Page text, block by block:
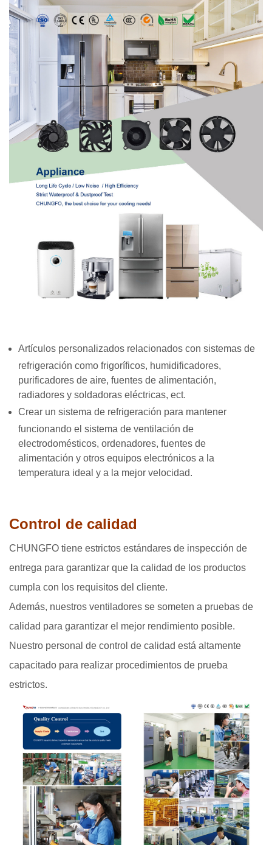
Artículos personalizados relacionados con sistemas de
refrigeración como frigoríficos, humidificadores,
purificadores de aire, fuentes de alimentación,
radiadores y soldadoras eléctricas, ect.
Crear un sistema de refrigeración para mantener
funcionando el sistema de ventilación de
electrodomésticos, ordenadores, fuentes de
alimentación y otros equipos electrónicos a la
temperatura ideal y a la mejor velocidad.
Control de calidad
CHUNGFO tiene estrictos estándares de inspección de
entrega para garantizar que la calidad de los productos
cumpla con los requisitos del cliente.
Además, nuestros ventiladores se someten a pruebas de
calidad para garantizar el mejor rendimiento posible.
Nuestro personal de control de calidad está altamente
capacitado para realizar procedimientos de prueba
estrictos.